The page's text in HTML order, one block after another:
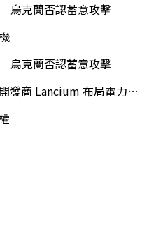
烏克蘭否認蓄意攻擊
烏克蘭否認蓄意攻擊
商 Lancium 布局電力基建